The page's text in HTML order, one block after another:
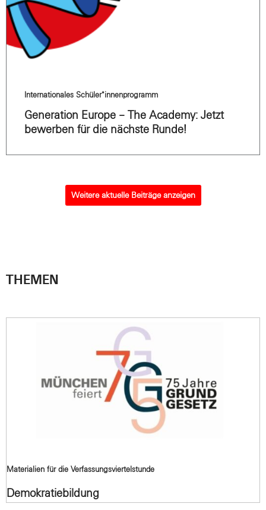
Internationales Schüler*innenprogramm
Generation Europe – The Academy: Jetzt
bewerben für die nächste Runde!
Weitere aktuelle Beiträge anzeigen
THEMEN
Materialien für die Verfassungsviertelstunde
Demokratiebildung